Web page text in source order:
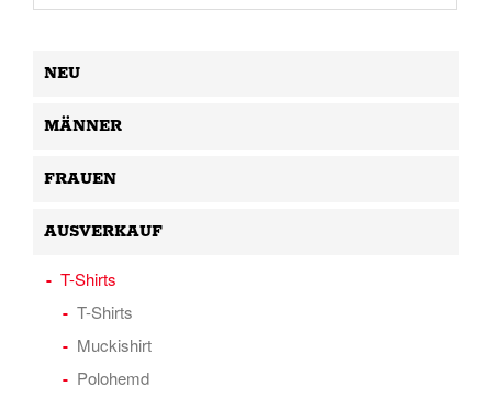
NEU
MÄNNER
FRAUEN
AUSVERKAUF
T-Shirts
T-Shirts
Muckishirt
Polohemd